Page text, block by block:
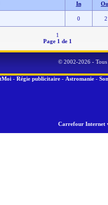
In
0 2
1
Page 1 de 1
© 2002-2026 - Tous
- Régie publicitaire - Astromanie -
Carrefour Internet